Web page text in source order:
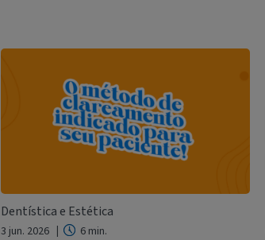
Dentística e Estética
3 jun. 2026 6 min.